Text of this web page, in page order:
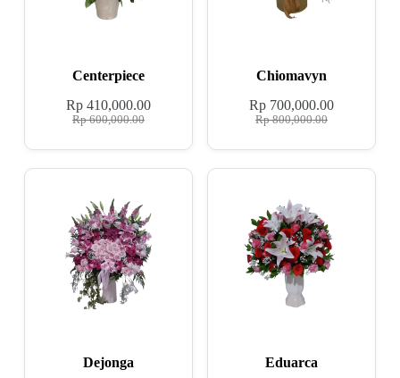
Centerpiece
Rp600,000.00
Rp410,000.00
Chiomavyn
Rp800,000.00
Rp 700,000.00
Dejonga Eduarca